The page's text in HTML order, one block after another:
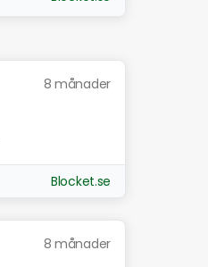
8 månader
Blocket.se
8 månader